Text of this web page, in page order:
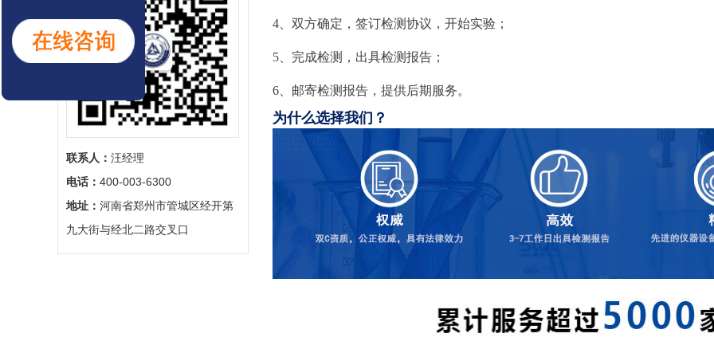
联系人： ‬汪经理
电话： ‬400-003-6300
地址： ‬河南省郑州市管城区经开第
九大街与经北二路交叉口
4、双方确定，签订检测协议，开始实验；
5、完成检测，出具检测报告；
6、邮寄检测报告，提供后期服务。
为什么选择我们？